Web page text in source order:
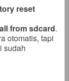
reset
from sdcard.
otomatis, tapi
sudah